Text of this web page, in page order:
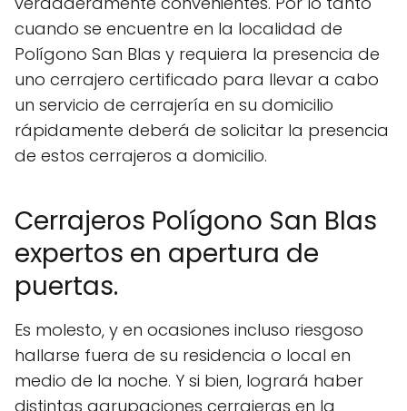
cuando se encuentre en la localidad de
Polígono San Blas y requiera la presencia de
uno cerrajero certificado para llevar a cabo
un servicio de cerrajería en su domicilio
rápidamente deberá de solicitar la presencia
de estos cerrajeros a domicilio.
Cerrajeros Polígono San Blas
expertos en apertura de
puertas.
Es molesto, y en ocasiones incluso riesgoso
hallarse fuera de su residencia o local en
medio de la noche. Y si bien, logrará haber
distintas agrupaciones cerrajeras en la